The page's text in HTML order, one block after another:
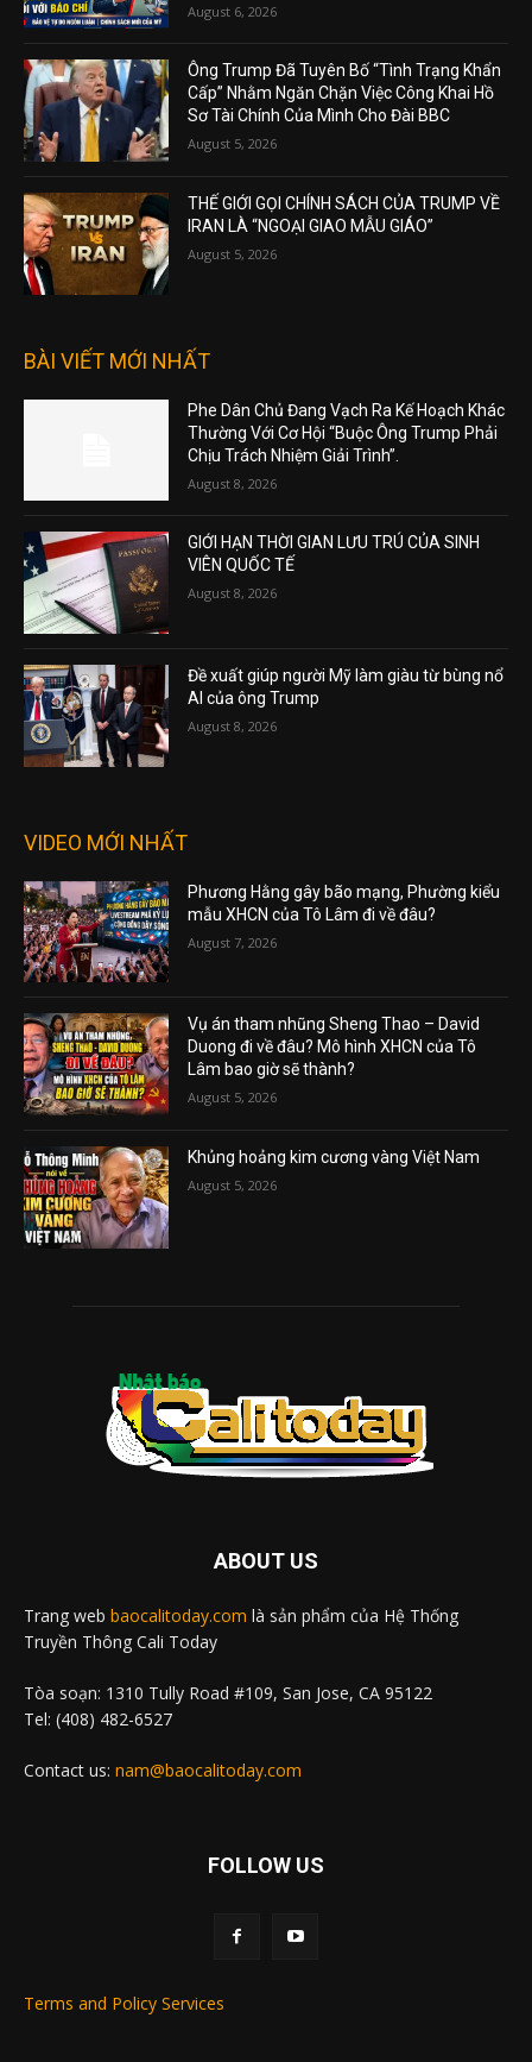
August 6, 2026
Ông Trump Đã Tuyên Bố “Tình Trạng Khẩn
Cấp” Nhằm Ngăn Chặn Việc Công Khai Hồ
Sơ Tài Chính Của Mình Cho Đài BBC
August 5, 2026
THẾ GIỚI GỌI CHÍNH SÁCH CỦA TRUMP VỀ
IRAN LÀ “NGOẠI GIAO MẪU GIÁO”
August 5, 2026
BÀI VIẾT MỚI NHẤT
Phe Dân Chủ Đang Vạch Ra Kế Hoạch Khác
Thường Với Cơ Hội “Buộc Ông Trump Phải
Chịu Trách Nhiệm Giải Trình”.
August 8, 2026
GIỚI HẠN THỜI GIAN LƯU TRÚ CỦA SINH
VIÊN QUỐC TẾ
August 8, 2026
Đề xuất giúp người Mỹ làm giàu từ bùng nổ
AI của ông Trump
August 8, 2026
VIDEO MỚI NHẤT
Phương Hằng gây bão mạng, Phường kiểu
mẫu XHCN của Tô Lâm đi về đâu?
August 7, 2026
Vụ án tham nhũng Sheng Thao – David
Duong đi về đâu? Mô hình XHCN của Tô
Lâm bao giờ sẽ thành?
August 5, 2026
Khủng hoảng kim cương vàng Việt Nam
August 5, 2026
ABOUT US
Trang web baocalitoday.com là sản phẩm của Hệ Thống
Truyền Thông Cali Today
Tòa soạn: 1310 Tully Road #109, San Jose, CA 95122
Tel: (408) 482-6527
Contact us: nam@baocalitoday.com
FOLLOW US
Terms and Policy Services